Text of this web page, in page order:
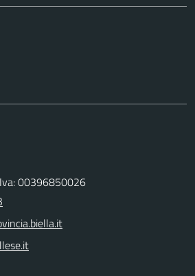
00396850026